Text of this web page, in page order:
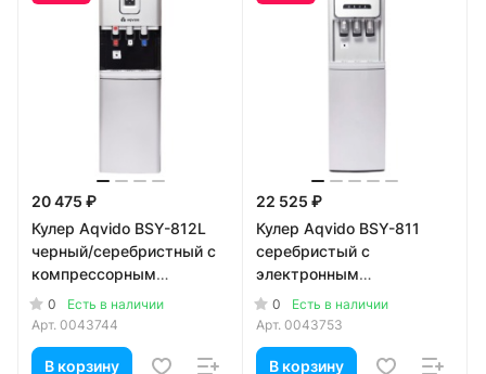
20 475 ₽
Кулер Aqvido BSY-812L
черный/серебристный с
компрессорным
охлаждением
0
Есть в наличии
Арт. 0043744
В корзину
22 525 ₽
Кулер Aqvido BSY-811
серебристый с
электронным
охлаждением
0
Есть в наличии
Арт. 0043753
В корзину